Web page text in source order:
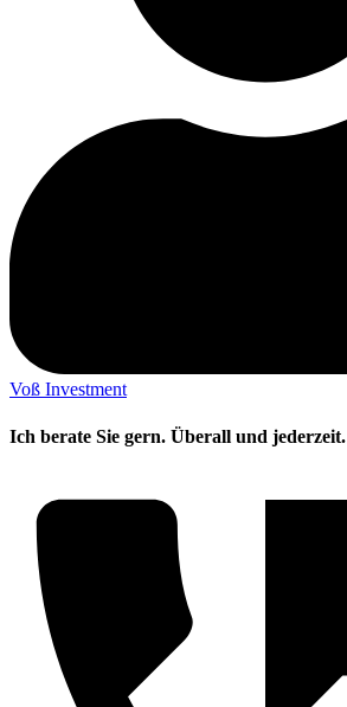
Voß Investment
Ich berate Sie gern. Überall und jederzeit.